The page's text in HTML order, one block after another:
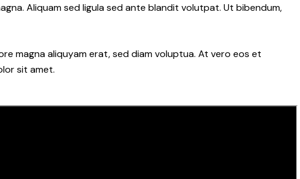
Aliquam sed ligula sed ante blandit volutpat. Ut bibendum,
magna aliquyam erat, sed diam voluptua. At vero eos et
sit amet.